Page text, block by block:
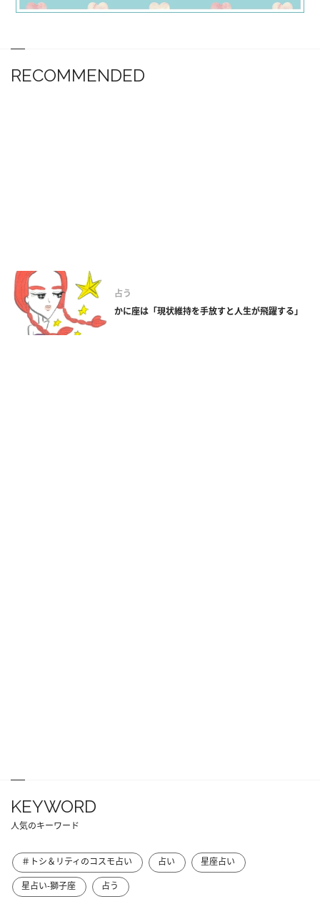
RECOMMENDED
占う
かに座は「現状維持を手放すと人生が飛躍する」
KEYWORD
人気のキーワード
＃トシ＆リティのコスモ占い 占い
星座占い
星占い-獅子座
占う